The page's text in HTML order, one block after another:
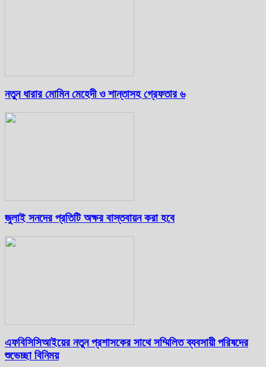
নতুন ধারার মোমিন মেহেদী ও শান্তাসহ গ্রেফতার ৬
জুলাই সনদের প্রতিটি অক্ষর বাস্তবায়ন করা হবে
এফবিসিসিআইয়ের নতুন প্রশাসকের সাথে সম্মিলিত ব্যবসায়ী পরিষদের
শুভেচ্ছা বিনিময়